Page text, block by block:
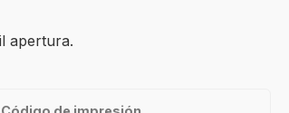
apertura.